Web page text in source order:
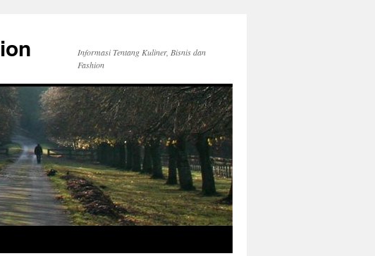
Informasi Tentang Kuliner, Bisnis dan
Fashion